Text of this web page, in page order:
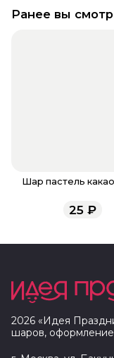
Ранее вы
Шар пастель
25₽
2026 «Идея
шаров,